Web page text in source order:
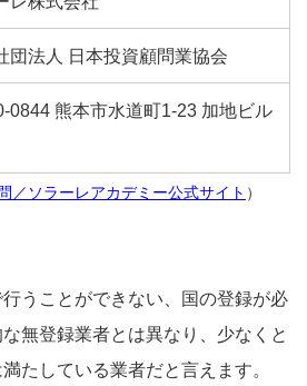
団法人 日本投資顧問業協会
0844 熊本市水道町1-23 加地ビル
／ソラーレアカデミー公式サイト ）
うことができない、国の登録が必
無登録業者とは異なり、少なくと
たしている業者だと言えます。